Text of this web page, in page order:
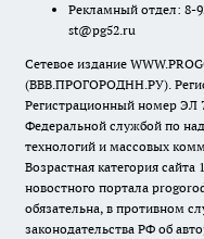
Рекламный отдел: 8-
st@pg52.ru
Сетевое издание
(ВВВ.ПРОГОРОДНН.РУ).
Регистрационный номер ЭЛ
Федеральной службой по
технологий и массовых
Возрастная категория
новостного портала
обязательна, в противном
законодательства РФ об